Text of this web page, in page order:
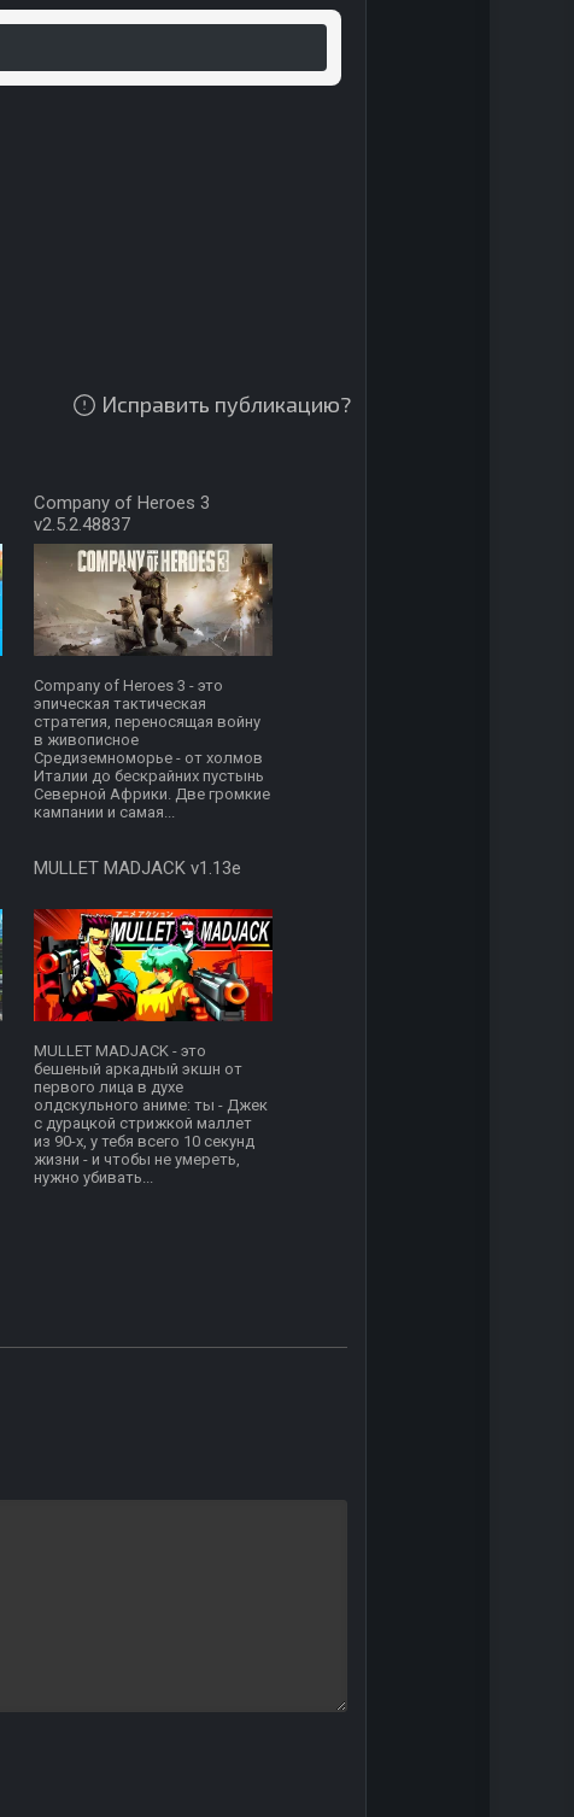
Исправить публикацию?
Company of Heroes 3
v2.5.2.48837
Company of Heroes 3 - это
эпическая тактическая
стратегия, переносящая войну
в живописное
Средиземноморье - от холмов
Италии до бескрайних пустынь
Северной Африки. Две громкие
кампании и самая...
MULLET MADJACK v1.13e
MULLET MADJACK - это
бешеный аркадный экшн от
первого лица в духе
олдскульного аниме: ты - Джек
с дурацкой стрижкой маллет
из 90-х, у тебя всего 10 секунд
жизни - и чтобы не умереть,
нужно убивать...